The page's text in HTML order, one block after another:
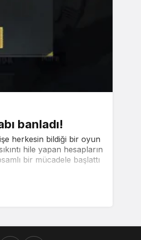
banladı!
herkesin bildiği bir oyun
hile yapan hesapların
bir mücadele başlattı